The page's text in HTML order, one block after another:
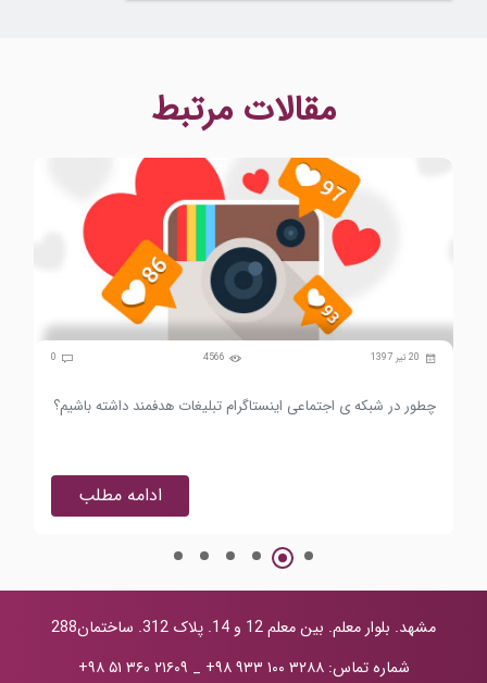
مقالات مرتبط
20 تیر 1397 4566
0
چطور در شبکه ی اجتماعی اینستاگرام تبلیغات هدفمند داشته باشیم؟
ادامه مطلب
مشهد. بلوار معلم. بین معلم 12 و 14. پلاک 312. ساختمان288
شماره تماس:+۹۸ ۹۳۳ ۱۰۰ ۳۲۸۸ _ +۹۸ ۵۱ ۳۶۰ ۲۱۶۰۹